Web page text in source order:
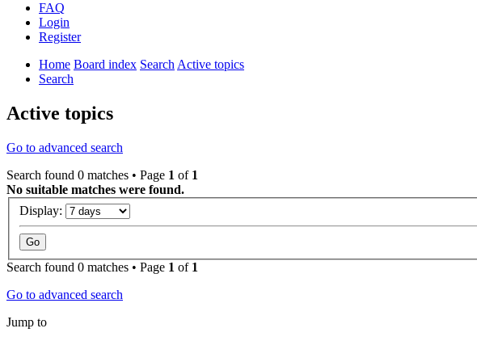
FAQ
Login
Register
Home Board index SearchActive topics
Search
Active topics
Go to advanced search
Search found 0 matches • Page 1 of 1
No suitable matches were found.
Display:
Search found 0 matches • Page 1 of 1
Go to advanced search
Jump to